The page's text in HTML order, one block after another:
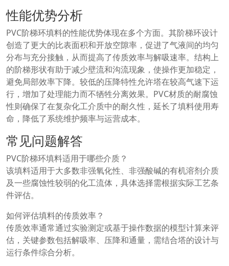
性能优势分析
PVC阶梯环填料的性能优势体现在多个方面。其阶梯环设计
创造了更大的比表面积和开放空隙率，促进了气液间的均匀
分布与充分接触，从而提高了传质效率与解吸速率。结构上
的阶梯形状有助于减少壁流和沟流现象，使操作更加稳定，
避免局部效率下降。较低的压降特性允许塔在较高气速下运
行，增加了处理能力而不牺牲分离效果。PVC材质的耐腐蚀
性则确保了在复杂化工介质中的耐久性，延长了填料使用寿
命，降低了系统维护频率与运营成本。
常见问题解答
PVC阶梯环填料适用于哪些介质？
该填料适用于大多数非强氧化性、非强酸碱的有机溶剂介质
及一些腐蚀性较弱的化工流体，具体选择需根据实际工艺条
件评估。
如何评估填料的传质效率？
传质效率通常通过实验测定或基于操作数据的模型计算来评
估，关键参数包括解吸率、压降和通量，需结合塔的设计与
运行条件综合分析。